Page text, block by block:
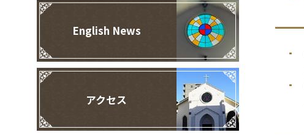
English News
アクセス